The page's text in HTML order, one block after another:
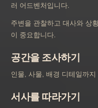
러 어드벤처입니다.
주변을 관찰하고 대사와 상
이 중요합니다.
공간을 조사하기
인물, 사물, 배경 디테일까
서사를 따라가기